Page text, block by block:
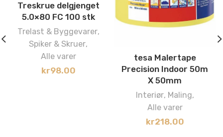
Treskrue delgjenget
5.0×80 FC 100 stk
Trelast & Byggevarer,
Spiker & Skruer,
Alle varer
kr98.00
tesa Malertape
Precision Indoor 50m
X 50mm
Interiør, Maling,
Alle varer
kr218.00